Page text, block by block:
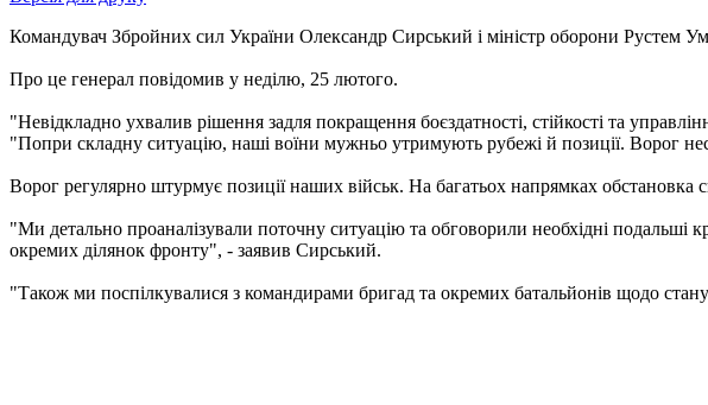
Командувач Збройних сил України Олександр Сирський і міністр оборони Рустем
Про це генерал повідомив у неділю, 25 лютого.
"Невідкладно ухвалив рішення задля покращення боєздатності, стійкості та
"Попри складну ситуацію, наші воїни мужньо утримують рубежі й позиції. Ворог
Ворог регулярно штурмує позиції наших військ. На багатьох напрямках обстановка
"Ми детально проаналізували поточну ситуацію та обговорили необхідні
окремих ділянок фронту", - заявив Сирський.
"Також ми поспілкувалися з командирами бригад та окремих батальйонів щодо